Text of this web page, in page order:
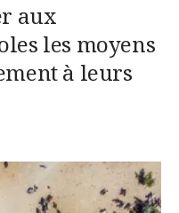
aux
les moyens
à leurs